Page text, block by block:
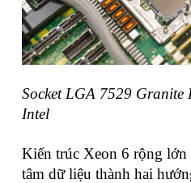
Socket LGA 7529 Granite
Intel
Kiến trúc Xeon 6 rộng lớn
tâm dữ liệu thành hai